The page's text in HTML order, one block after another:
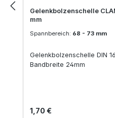
Gelenkbolzenschelle
mm
Spannbereich: 68 - 73 mm
Gelenkbolzenschelle DIN
Bandbreite 24mm
Regulärer Preis:
1,70 €